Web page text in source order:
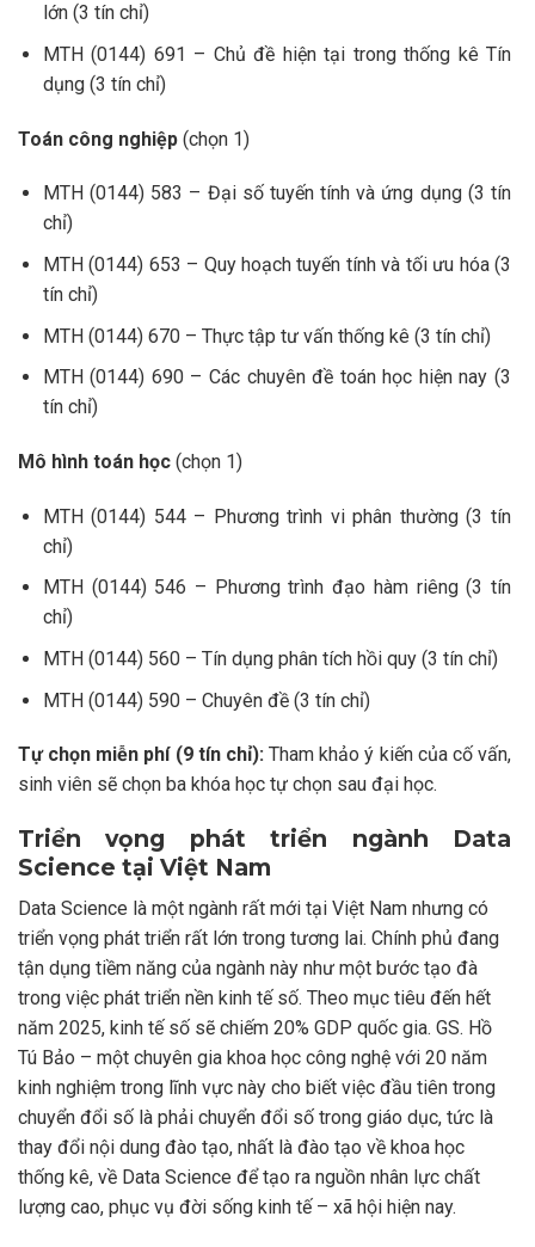
lớn (3 tín chỉ)
MTH (0144) 691 – Chủ đề hiện tại trong thống kê Tín
dụng (3 tín chỉ)
Toán công nghiệp (chọn 1)
MTH (0144) 583 – Đại số tuyến tính và ứng dụng (3 tín
chỉ)
MTH (0144) 653 – Quy hoạch tuyến tính và tối ưu hóa (3
tín chỉ)
MTH (0144) 670 – Thực tập tư vấn thống kê (3 tín chỉ)
MTH (0144) 690 – Các chuyên đề toán học hiện nay (3
tín chỉ)
Mô hình toán học (chọn 1)
MTH (0144) 544 – Phương trình vi phân thường(3 tín
chỉ)
MTH (0144) 546 – Phương trình đạo hàm riêng(3 tín
chỉ)
MTH (0144) 560 – Tín dụng phân tích hồi quy (3 tín chỉ)
MTH (0144) 590 – Chuyên đề (3 tín chỉ)
Tự chọn miễn phí (9 tín chỉ):Tham khảo ý kiến ​​​​của cố vấn,
sinh viên sẽ chọn ba khóa học tự chọn sau đại học.
Triển vọng phát triển ngành Data
Science tại Việt Nam
Data Science là một ngành rất mới tại Việt Nam nhưng có
triển vọng phát triển rất lớn trong tương lai. Chính phủ đang
tận dụng tiềm năng của ngành này như một bước tạo đà
trong việc phát triển nền kinh tế số. Theo mục tiêu đến hết
năm 2025, kinh tế số sẽ chiếm 20% GDP quốc gia. GS. Hồ
Tú Bảo – một chuyên gia khoa học công nghệ với 20 năm
kinh nghiệm trong lĩnh vực này cho biết việc đầu tiên trong
chuyển đổi số là phải chuyển đổi số trong giáo dục, tức là
thay đổi nội dung đào tạo, nhất là đào tạo về khoa học
thống kê, về Data Science để tạo ra nguồn nhân lực chất
lượng cao, phục vụ đời sống kinh tế – xã hội hiện nay.